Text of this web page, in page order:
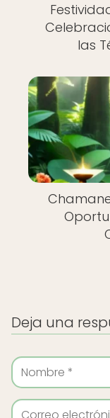
las
Deja una